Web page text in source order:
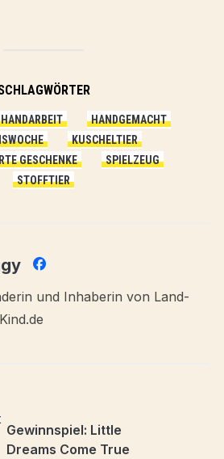
HANDARBEIT
HANDGEMACHT
KUSCHELTIER
GESCHENKE
SPIELZEUG
STOFFTIER
und Inhaberin von Land-
Gewinnspiel: Little
Dreams Come True